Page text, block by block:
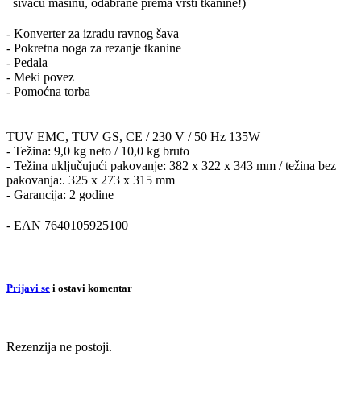
šivaću mašinu, odabrane prema vrsti tkanine!)
- Konverter za izradu ravnog šava
- Pokretna noga za rezanje tkanine
- Pedala
- Meki povez
- Pomoćna torba
TUV EMC, TUV GS, CE / 230 V / 50 Hz 135W
- Težina: 9,0 kg neto / 10,0 kg bruto
- Težina uključujući pakovanje: 382 x 322 x 343 mm / težina bez
pakovanja:. 325 x 273 x 315 mm
- Garancija: 2 godine
- EAN 7640105925100
Prijavi se i ostavi komentar
Rezenzija ne postoji.